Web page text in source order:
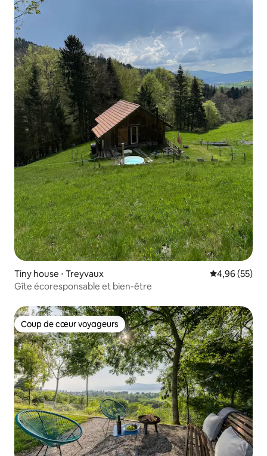
Tiny house ⋅ Treyvaux Évaluation
4,96 (55)
Gîte écoresponsable et bien-être
Coup de cœur voyageurs
Coup de cœur voyageurs